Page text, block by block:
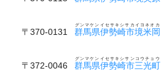
〒370-0131 群馬県伊勢崎市境米岡
グンマケンイセサキシサカイヨネオカ
〒372-0046 群馬県伊勢崎市三光町
グンマケンイセサキシサンコウチョウ